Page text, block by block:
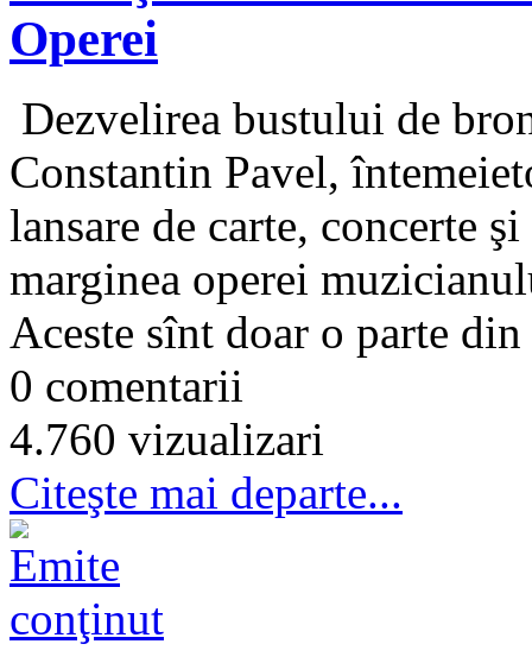
Operei
Dezvelirea bustului de
Constantin Pavel,
lansare de carte, concerte
marginea operei
Aceste sînt doar o parte
0 comentarii
4.760 vizualizari
Citeşte mai departe...